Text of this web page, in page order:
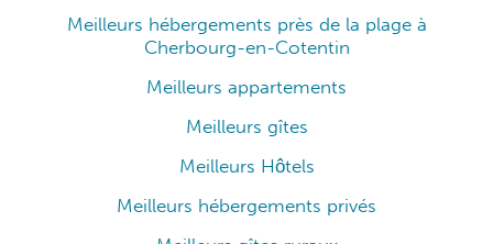
Meilleurs hébergements près de la plage à
Cherbourg-en-Cotentin
Meilleurs appartements
Meilleurs gîtes
Meilleurs Hôtels
Meilleurs hébergements privés